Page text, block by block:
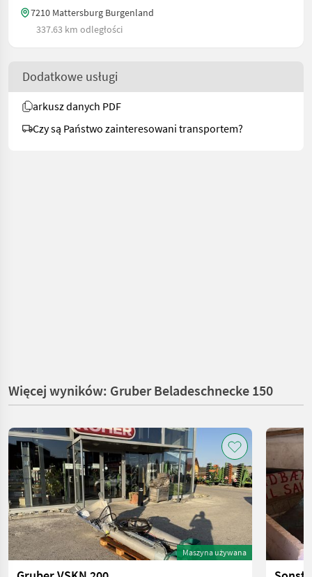
7210 Mattersburg Burgenland
337.63 km odległości
Dodatkowe usługi
arkusz danych PDF
Czy są Państwo zainteresowani transportem?
Więcej wyników: Gruber Beladeschnecke 150
Maszyna używana